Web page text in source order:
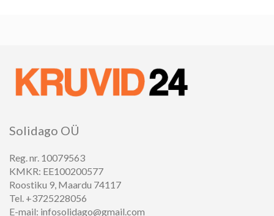
Solidago OÜ
Reg. nr. 10079563
KMKR: EE100200577
Roostiku 9, Maardu 74117
Tel. +3725228056
E-mail: infosolidago@gmail.com